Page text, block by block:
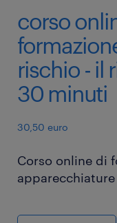
corso
rischio - il
30 minuti
30,50 euro
Corso online di